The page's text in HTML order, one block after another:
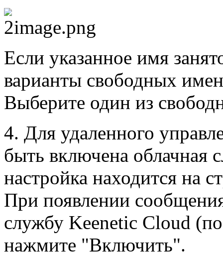
Если указанное имя
варианты свободных
Выберите один из
4. Для удаленного
быть включена облачная
настройка находится на
При появлении
службу Keenetic Cloud
нажмите "Включить".